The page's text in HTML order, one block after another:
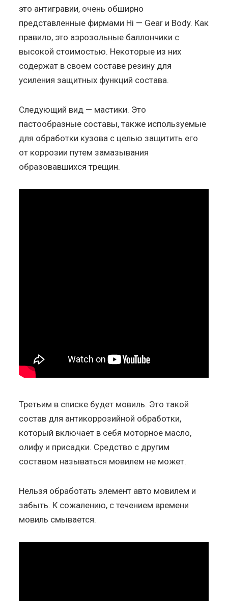
это антигравии, очень обширно
представленные фирмами Hi — Gear и Body. Как
правило, это аэрозольные баллончики с
высокой стоимостью. Некоторые из них
содержат в своем составе резину для
усиления защитных функций состава.
Следующий вид — мастики. Это
пастообразные составы, также используемые
для обработки кузова с целью защитить его
от коррозии путем замазывания
образовавшихся трещин.
Третьим в списке будет мовиль. Это такой
состав для антикоррозийной обработки,
который включает в себя моторное масло,
олифу и присадки. Средство с другим
составом называться мовилем не может.
Нельзя обработать элемент авто мовилем и
забыть. К сожалению, с течением времени
мовиль смывается.